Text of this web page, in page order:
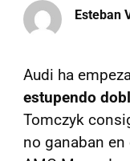
Esteban
Audi ha
estupendo
Tomczyk
no ganaban